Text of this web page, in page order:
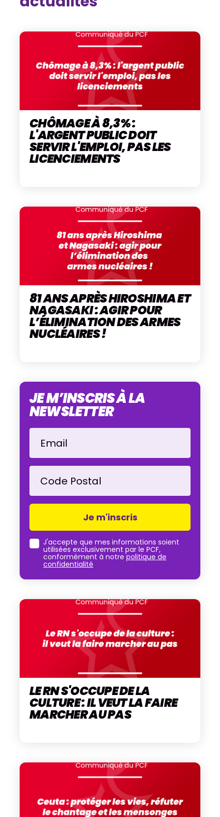
CHÔMAGE À 8,3% :
L'ARGENT PUBLIC DOIT
SERVIR L'EMPLOI, PAS LES
LICENCIEMENTS
81 ANS APRÈS HIROSHIMA ET
NAGASAKI : AGIR POUR
L’ÉLIMINATION DES ARMES
NUCLÉAIRES !
JE M’INSCRIS À LA
NEWSLETTER
Email
Code Postal
J'accepte que mes informations soient
utilisées exclusivement par le PCF,
conformément à notrepolitique de
confidentialité
LE RN S'OCCUPE DE LA
CULTURE : IL VEUT LA FAIRE
MARCHER AU PAS